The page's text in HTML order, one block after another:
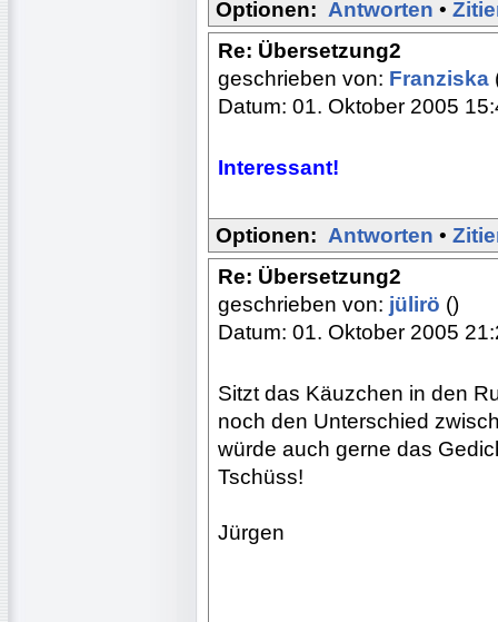
Optionen: Antworten •
Re: Übersetzung2
geschrieben von: Franziska
Datum: 01. Oktober 2005
Interessant!
Optionen: Antworten •
Re: Übersetzung2
geschrieben von: jülirö ()
Datum: 01. Oktober 2005
Sitzt das Käuzchen in den
noch den Unterschied
würde auch gerne das
Tschüss!
Jürgen